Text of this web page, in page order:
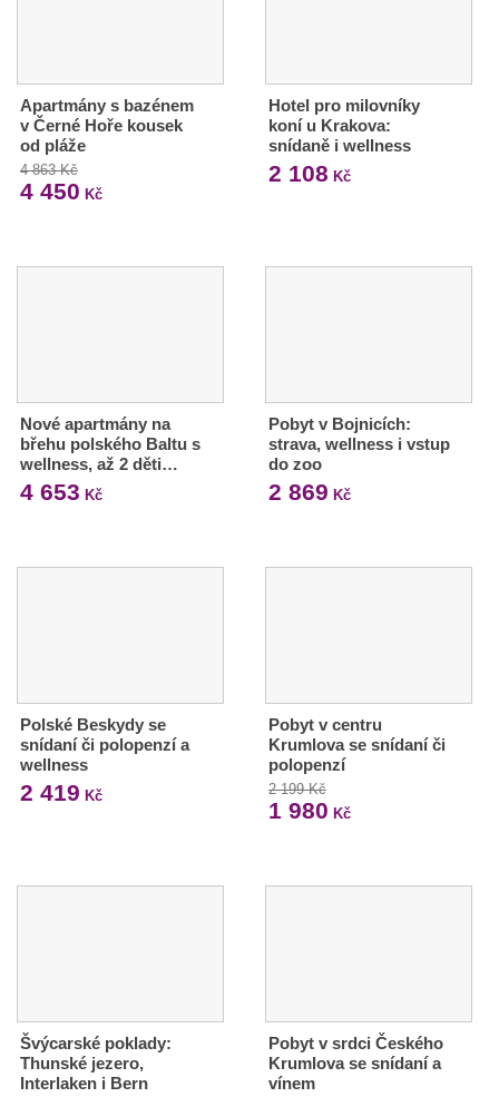
Apartmány s bazénem
v Černé Hoře kousek
od pláže
4 863 Kč
4 450 Kč
Hotel pro milovníky
koní u Krakova:
snídaně i wellness
2 108 Kč
Nové apartmány na
břehu polského Baltu s
wellness, až 2 děti…
4 653 Kč
Pobyt v Bojnicích:
strava, wellness i vstup
do zoo
2 869 Kč
Polské Beskydy se
snídaní či polopenzí a
wellness
2 419 Kč
Pobyt v centru
Krumlova se snídaní či
polopenzí
2 199 Kč
1 980 Kč
Švýcarské poklady:
Thunské jezero,
Interlaken i Bern
Pobyt v srdci Českého
Krumlova se snídaní a
vínem